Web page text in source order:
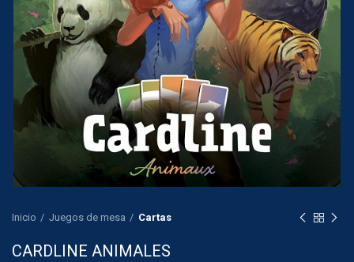
Inicio Juegos de mesa Cartas
CARDLINE ANIMALES